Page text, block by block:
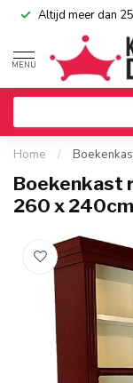
Altijd meer dan
MENU
Home /
Boekenkast
260 x 240cm